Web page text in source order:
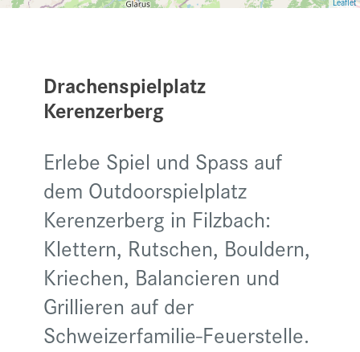
Drachenspielplatz
Kerenzerberg
Erlebe Spiel und Spass auf
dem Outdoorspielplatz
Kerenzerberg in Filzbach:
Klettern, Rutschen, Bouldern,
Kriechen, Balancieren und
Grillieren auf der
Schweizerfamilie-Feuerstelle.